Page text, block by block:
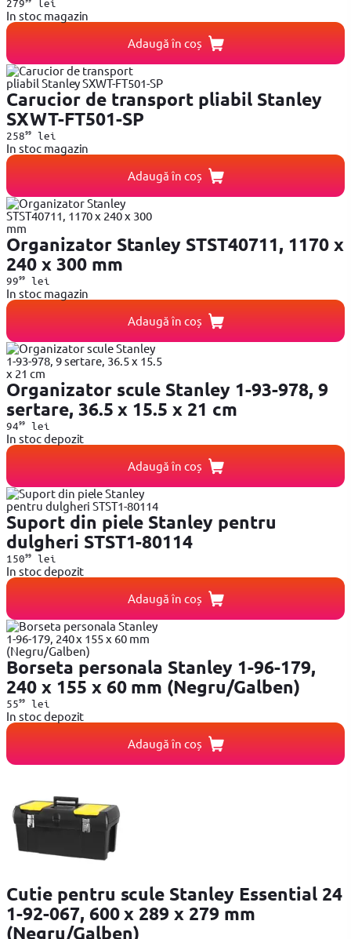
In stoc magazin
Adaugă în coș
Carucior de transport pliabil Stanley
SXWT-FT501-SP
25899lei
In stoc magazin
Adaugă în coș
Organizator Stanley STST40711, 1170 x
240 x 300 mm
9999lei
In stoc magazin
Adaugă în coș
Organizator scule Stanley 1-93-978, 9
sertare, 36.5 x 15.5 x 21 cm
9499lei
In stoc depozit
Adaugă în coș
Suport din piele Stanley pentru
dulgheri STST1-80114
15099lei
In stoc depozit
Adaugă în coș
Borseta personala Stanley 1-96-179,
240 x 155 x 60 mm (Negru/Galben)
5599lei
In stoc depozit
Adaugă în coș
Cutie pentru scule Stanley Essential 24
1-92-067, 600 x 289 x 279 mm
(Negru/Galben)